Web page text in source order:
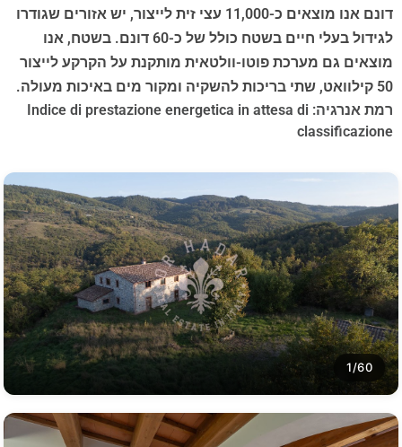
דונם אנו מוצאים כ-11,000 עצי זית לייצור, יש אזורים שגודרו
לגידול בעלי חיים בשטח כולל של כ-60 דונם. בשטח, אנו
מוצאים גם מערכת פוטו-וולטאית מותקנת על הקרקע לייצור
50 קילוואט, שתי בריכות להשקיה ומקור מים באיכות מעולה.
רמת אנרגיה: Indice di prestazione energetica in attesa di
classificazione
1/60